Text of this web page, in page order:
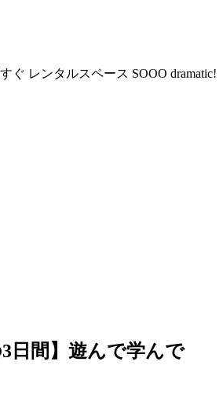
ぐ レンタルスペース SOOO dramatic!
3日間】遊んで学んで